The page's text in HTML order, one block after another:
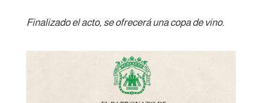
Finalizado el acto, se ofrecerá una copa de vino.